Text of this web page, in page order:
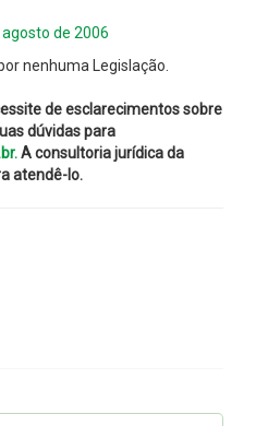
agosto de 2006
nenhuma Legislação.
de esclarecimentos sobre
dúvidas para
A consultoria jurídica da
atendê-lo.